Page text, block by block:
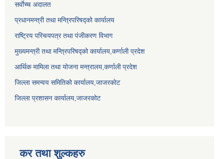
सर्वाेच्च अदालत
प्रधानमन्त्री तथा मन्त्रिपरिषद्को कार्यालय
राष्ट्रिय परिचयपत्र तथा पंजीकरण विभाग
मुख्यमन्त्री तथा मन्त्रिपरिषद्को कार्यालय,कर्णाली प्रदेश
आर्थिक मामिला तथा योजना मन्त्रालय,कर्णाली प्रदेश
जिल्ला समन्वय समितिको कार्यालय,जाजरकाेट
जिल्ला प्रशासन कार्यालय,जाजरकोट
कर तथा शुल्कहरु